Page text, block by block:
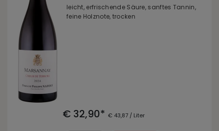
leicht, erfrischende Säure, sanftes Tannin,
feine Holznote, trocken
€ 32,90* € 43,87 / Liter